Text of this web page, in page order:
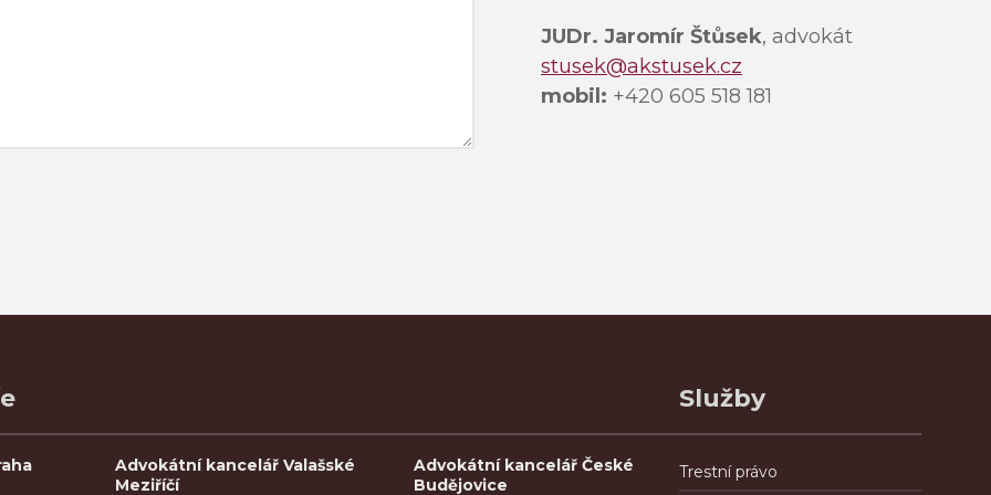
JUDr. Jaromír Štůsek, advokát
stusek@akstusek.cz
mobil: +420 605 518 181
Advokátní kancelář Valašské
Meziříčí
Advokátní kancelář České
Budějovice
Služby
Trestní právo